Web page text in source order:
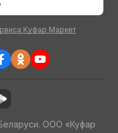
Куфар Маркет
ООО «Куфар